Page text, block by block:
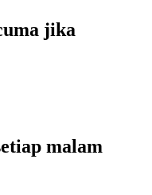
jika
malam